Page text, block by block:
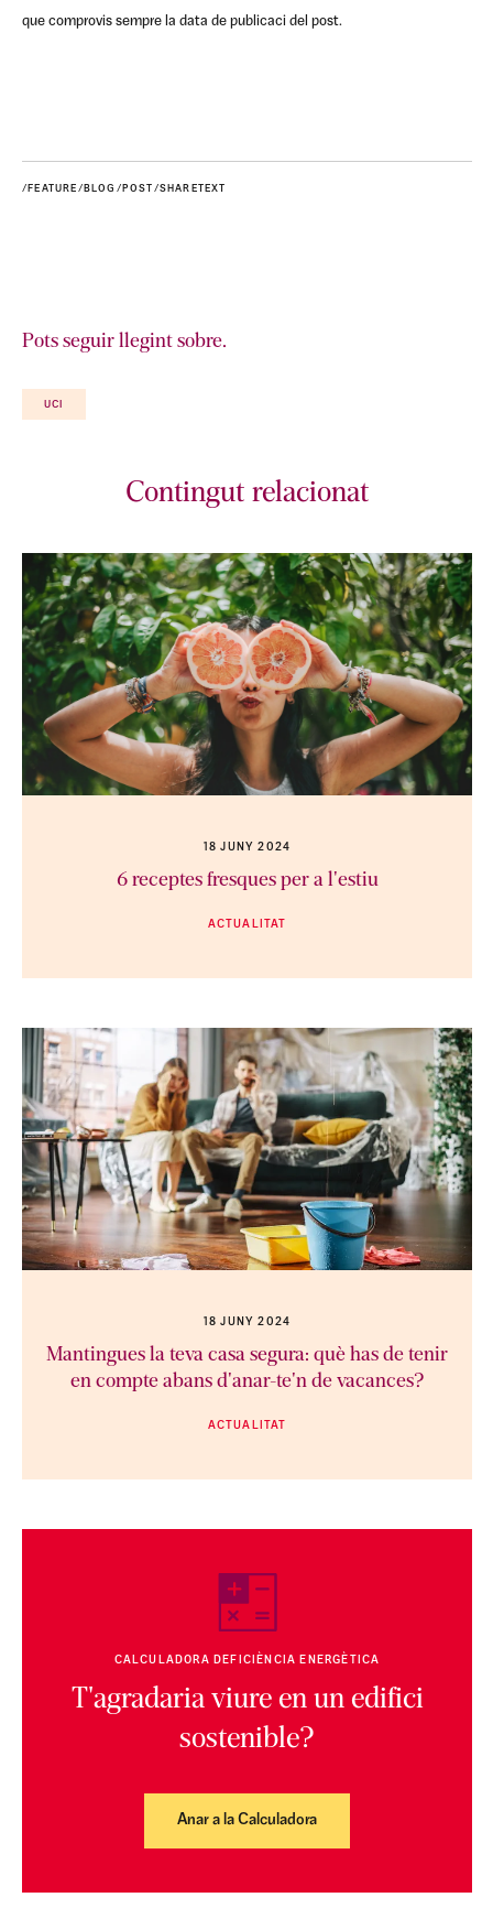
que comprovis sempre la data de publicaci del post.
/FEATURE/BLOG/POST/SHARETEXT
Pots seguir llegint sobre.
UCI
Contingut relacionat
18 JUNY 2024
6 receptes fresques per a l'estiu
ACTUALITAT
18 JUNY 2024
Mantingues la teva casa segura: què has de tenir
en compte abans d'anar-te'n de vacances?
ACTUALITAT
CALCULADORA DEFICIÈNCIA ENERGÈTICA
T'agradaria viure en un edifici
sostenible?
Anar a la Calculadora